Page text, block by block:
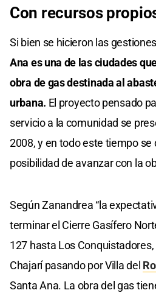
Con recursos
Si bien se hicieron las
Ana es una de las ciudades
obra de gas destinada al
urbana. El proyecto pensado
servicio a la comunidad se
2008, y en todo este tiempo se
posibilidad de avanzar con la
Según Zanandrea “la
terminar el Cierre Gasífero
127 hasta Los
Chajarí pasando por Villa del
Santa Ana. La obra del gas